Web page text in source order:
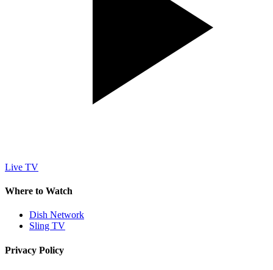
Live TV
Where to Watch
Dish Network
Sling TV
Privacy Policy